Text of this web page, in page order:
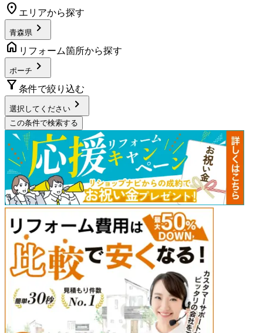
location_on エリアから探す
青森県 chevron_right
home リフォーム箇所から探す
ポーチ chevron_right
filter_alt 条件で絞り込む
選択してください chevron_right
この条件で検索する